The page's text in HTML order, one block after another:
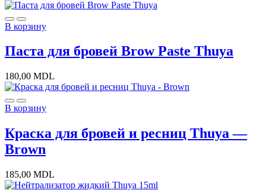
В корзину
Паста для бровей Brow Paste Thuya
180,00 MDL
В корзину
Краска для бровей и ресниц Thuya —
Brown
185,00 MDL